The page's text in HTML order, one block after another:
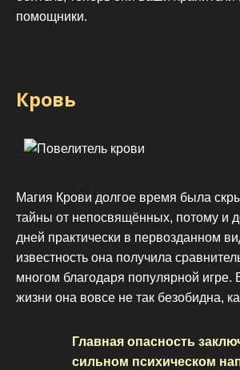
помощники.
Кровь
Магия Крови долгое время была
тайны от непосвящённых, потому и
дней практически в первозданном
известность она получила
многом благодаря популярной игре.
жизни она вовсе не так безобидна,
Главная опасность
сильном психическом